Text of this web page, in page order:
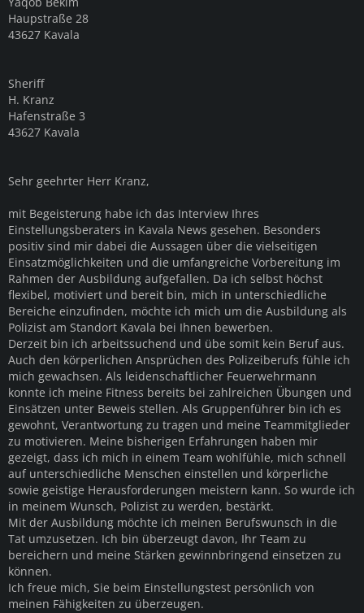
Haupstraße 28
43627 Kavala
Sheriff
H. Kranz
Hafenstraße 3
43627 Kavala
Sehr geehrter Herr Kranz,
mit Begeisterung habe ich das Interview Ihres
Einstellungsberaters in Kavala News gesehen. Besonders
positiv sind mir dabei die Aussagen über die vielseitigen
Einsatzmöglichkeiten und die umfangreiche Vorbereitung im
Rahmen der Ausbildung aufgefallen. Da ich selbst höchst
ﬂexibel, motiviert und bereit bin, mich in unterschiedliche
Bereiche einzuﬁnden, möchte ich mich um die Ausbildung als
Polizist am Standort Kavala bei Ihnen bewerben.
Derzeit bin ich arbeitssuchend und übe somit kein Beruf aus.
Auch den körperlichen Ansprüchen des Polizeiberufs fühle ich
mich gewachsen. Als leidenschaftlicher Feuerwehrmann
konnte ich meine Fitness bereits bei zahlreichen Übungen und
Einsätzen unter Beweis stellen. Als Gruppenführer bin ich es
gewohnt, Verantwortung zu tragen und meine Teammitglieder
zu motivieren. Meine bisherigen Erfahrungen haben mir
gezeigt, dass ich mich in einem Team wohlfühle, mich schnell
auf unterschiedliche Menschen einstellen und körperliche
sowie geistige Herausforderungen meistern kann. So wurde ich
in meinem Wunsch, Polizist zu werden, bestärkt.
Mit der Ausbildung möchte ich meinen Berufswunsch in die
Tat umzusetzen. Ich bin überzeugt davon, Ihr Team zu
bereichern und meine Stärken gewinnbringend einsetzen zu
können.
Ich freue mich, Sie beim Einstellungstest persönlich von
meinen Fähigkeiten zu überzeugen.